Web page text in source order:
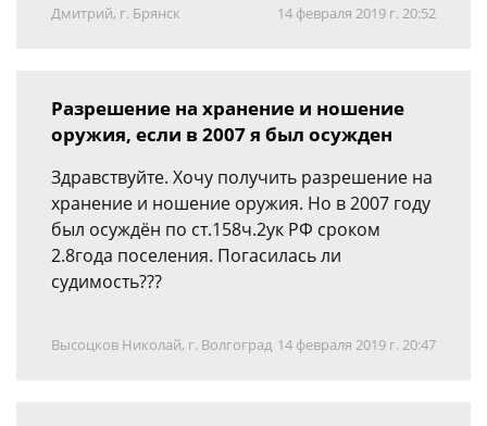
Дмитрий, г. Брянск 14 февраля 2019 г. 20:52
Разрешение на хранение и ношение
оружия, если в 2007 я был осужден
Здравствуйте. Хочу получить разрешение на
хранение и ношение оружия. Но в 2007 году
был осуждён по ст.158ч.2ук РФ сроком
2.8года поселения. Погасилась ли
судимость???
Высоцков Николай, г. Волгоград 14 февраля 2019 г. 20:47